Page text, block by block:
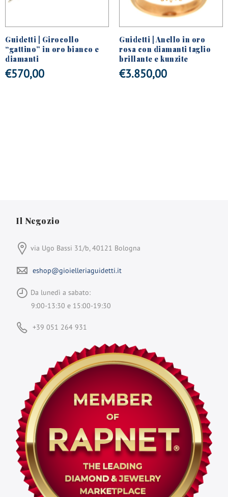
Guidetti | Girocollo
“gattino” in oro bianco e
diamanti
€570,00
Guidetti | Anello in oro
rosa con diamanti taglio
brillante e kunzite
€3.850,00
Il Negozio
via Ugo Bassi 31/b, 40121 Bologna
eshop@gioielleriaguidetti.it
Da lunedì a sabato:
9:00-13:30 e 15:00-19:30
+39 051 264 931